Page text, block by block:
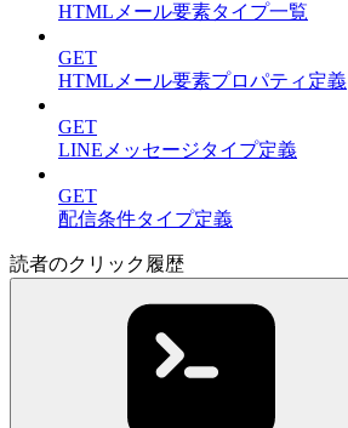
HTMLメール要素タイプ一覧
GET
HTMLメール要素プロパティ定義
GET
LINEメッセージタイプ定義
GET
配信条件タイプ定義
読者のクリック履歴